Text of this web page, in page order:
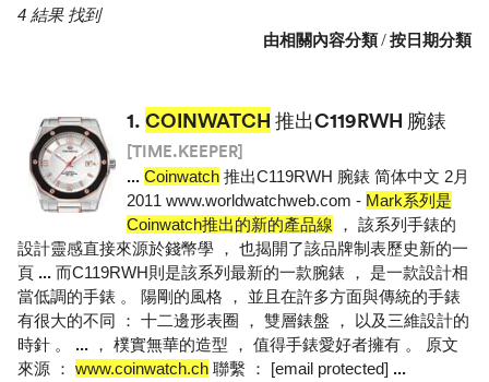
4 結果 找到
由相關內容分類/按日期分類
1. COINWATCH 推出C119RWH 腕錶
[TIME.KEEPER]
... Coinwatch 推出C119RWH 腕錶 简体中文 2月
2011 www.worldwatchweb.com - Mark系列是
Coinwatch推出的新的產品線 ， 該系列手錶的
設計靈感直接來源於錢幣學 ， 也揭開了該品牌制表歷史新的一
頁 ... 而C119RWH則是該系列最新的一款腕錶 ， 是一款設計相
當低調的手錶 。 陽剛的風格 ， 並且在許多方面與傳統的手錶
有很大的不同 ： 十二邊形表圈 ， 雙層錶盤 ， 以及三維設計的
時針 。 ... ， 樸實無華的造型 ， 值得手錶愛好者擁有 。 原文
來源 ： www.coinwatch.ch 聯繫 ： [email protected] ...